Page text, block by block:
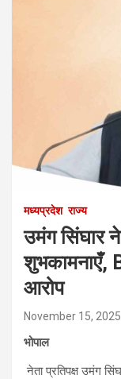
मध्यप्रदेश राज्य
उमंग सिंघार
शुभकामनाएँ,
आरोप
November 15, 2025
भोपाल
नेता प्रतिपक्ष उमंग